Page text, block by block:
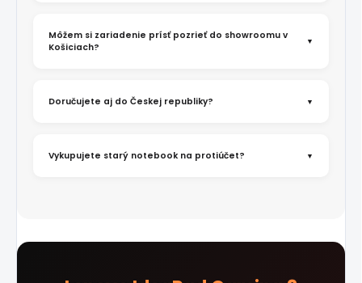
Môžem si zariadenie prísť pozrieť do showroomu v
Košiciach?
Doručujete aj do Českej republiky?
Vykupujete starý notebook na protiúčet?